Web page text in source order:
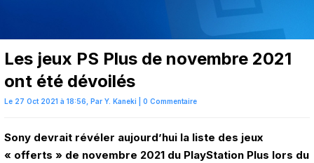
Les jeux PS Plus de novembre 2021
ont été dévoilés
Le 27 Oct 2021 à 18:56, Par Y. Kaneki 0 Commentaire
Sony devrait révéler aujourd’hui la liste des jeux
« offerts » de novembre 2021 du PlayStation Plus lors du